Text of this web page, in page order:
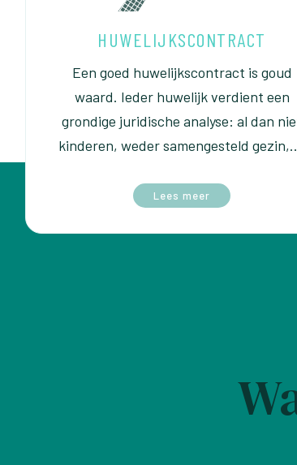
HUWELIJKSCONTRACT
Een goed huwelijkscontract is goud
waard. Ieder huwelijk verdient een
grondige juridische analyse: al dan
kinderen, weder samengesteld
Lees meer